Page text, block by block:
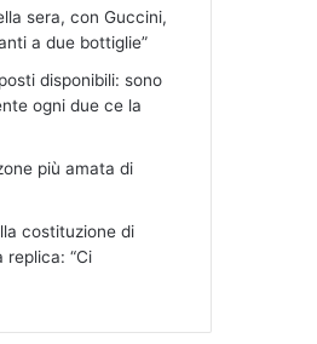
sera, con Guccini,
a due bottiglie”
disponibili: sono
ogni due ce la
più amata di
costituzione di
replica: “Ci